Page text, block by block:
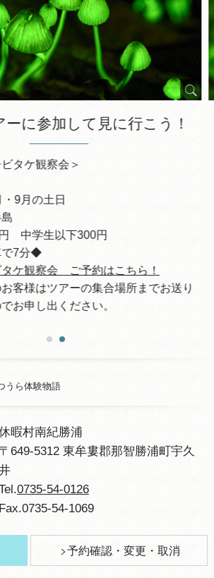
に参加して見に行こう！
タケ観察会＞
9月の土日
中学生以下300円
7分◆
ケ観察会 ご予約はこちら！
客様はツアーの集合場所までお送り
お申し出ください。
うら体験物語
暇村南紀勝浦
〒649-5312 東牟婁郡那智勝浦町宇久
0735-54-0126
Fax.0735-54-1069
予約確認・変更・取消